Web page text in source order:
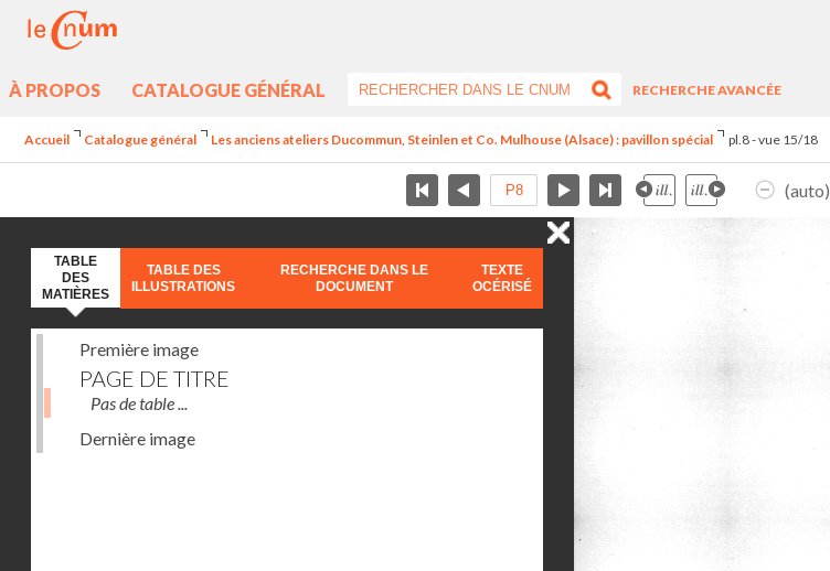
À PROPOS CATALOGUE GÉNÉRAL
RECHERCHE AVANCÉE
Accueil Catalogue général Les anciens ateliers Ducommun, Steinlen et Co. Mulhouse (Alsace) : pavillon spécial pl.8 - vue 15/18
(auto)
TABLE
DES
MATIÈRES
TABLE DES
ILLUSTRATIONS
RECHERCHE DANS LE
DOCUMENT
TEXTE
OCÉRISÉ
Première image
PAGE DE TITRE
Pas de table ...
Dernière image